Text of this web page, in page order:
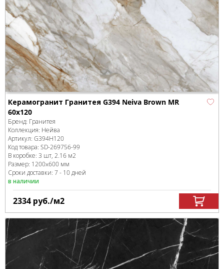
Керамогранит Гранитея G394 Neiva Brown MR
60x120
Бренд: Гранитея
Коллекция: Нейва
Артикул: G394Н120
Код товара: SD-269756-99
В коробке: 3 шт, 2.16 м2
Размер: 1200x600 мм
Сроки доставки: 7 - 10 дней
в наличии
2334 руб./м2